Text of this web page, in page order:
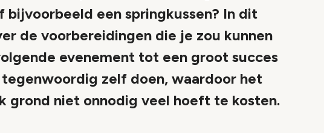
een springkussen? In dit
de voorbereidingen die je zou kunnen
evenement tot een groot succes
tegenwoordig zelf doen, waardoor het
grond niet onnodig veel hoeft te kosten.